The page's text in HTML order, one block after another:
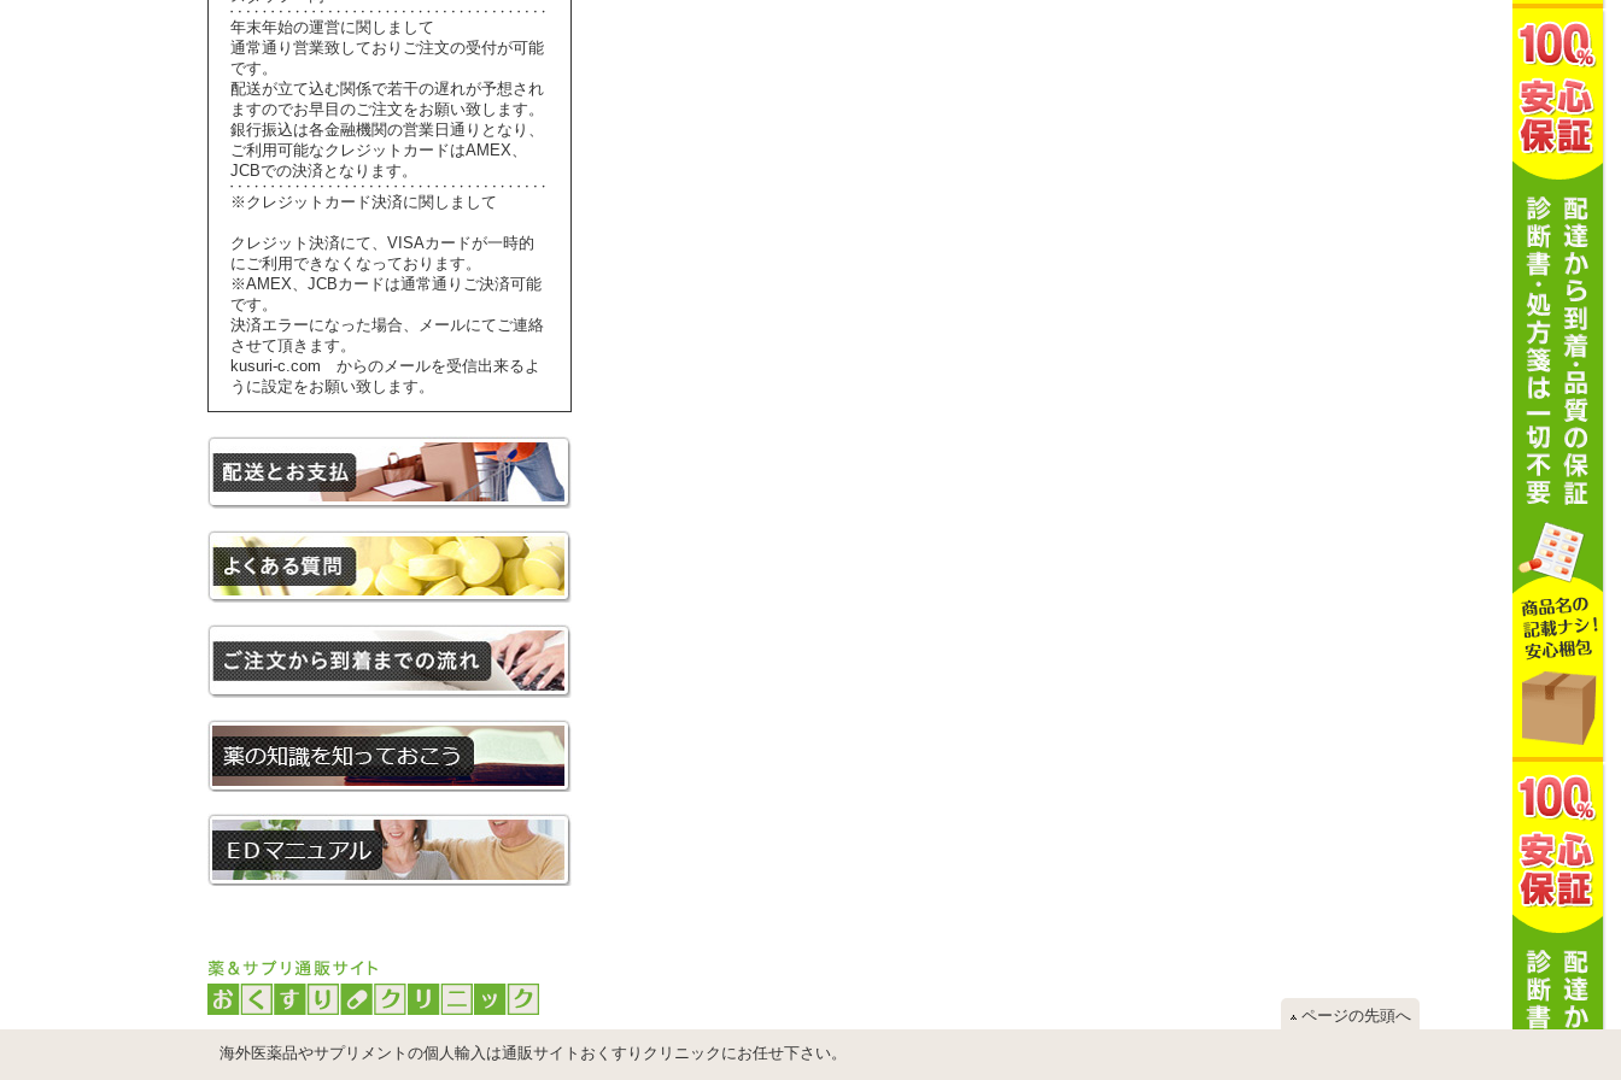
年末年始の運営に関しまして
通常通り営業致しておりご注文の受付が可能
です。
配送が立て込む関係で若干の遅れが予想され
ますのでお早目のご注文をお願い致します。
銀行振込は各金融機関の営業日通りとなり、
ご利用可能なクレジットカードはAMEX、
JCBでの決済となります。
※クレジットカード決済に関しまして
クレジット決済にて、VISAカードが一時的
にご利用できなくなっております。
※AMEX、JCBカードは通常通りご決済可能
です。
決済エラーになった場合、メールにてご連絡
させて頂きます。
kusuri-c.com からのメールを受信出来るよ
うに設定をお願い致します。
ページの先頭へ
海外医薬品やサプリメントの個人輸入は通販サイトおくすりクリニックにお任せ下さい。